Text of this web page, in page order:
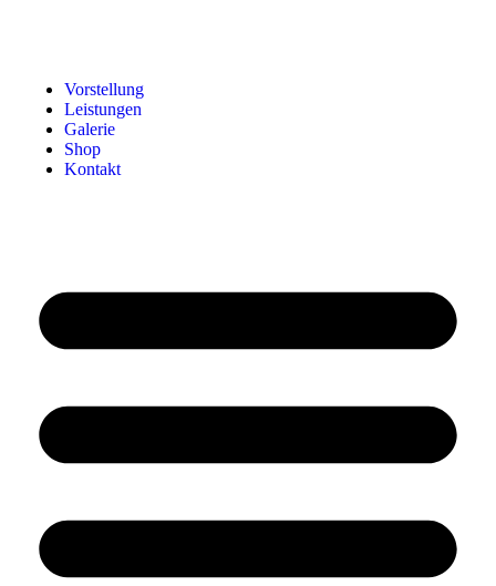
Vorstellung
Leistungen
Galerie
Shop
Kontakt